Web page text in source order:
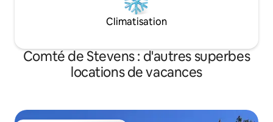
Climatisation
Comté de Stevens : d'autres superbes
locations de vacances